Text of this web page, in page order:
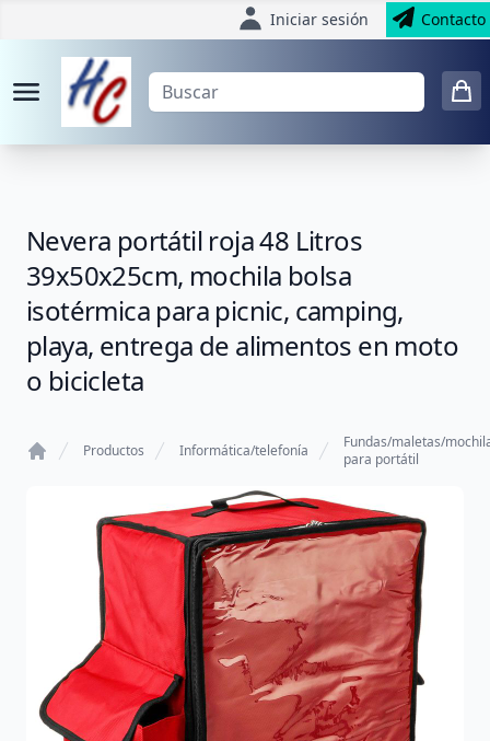
Iniciar sesión Contacto
Nevera portátil roja 48 Litros
39x50x25cm, mochila bolsa
isotérmica para picnic, camping,
playa, entrega de alimentos en moto
o bicicleta
Productos Informática/telefonía
Fundas/maletas/
para portátil